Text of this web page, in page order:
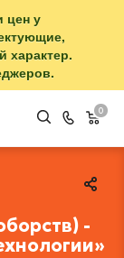
цен у
характер.
0
-